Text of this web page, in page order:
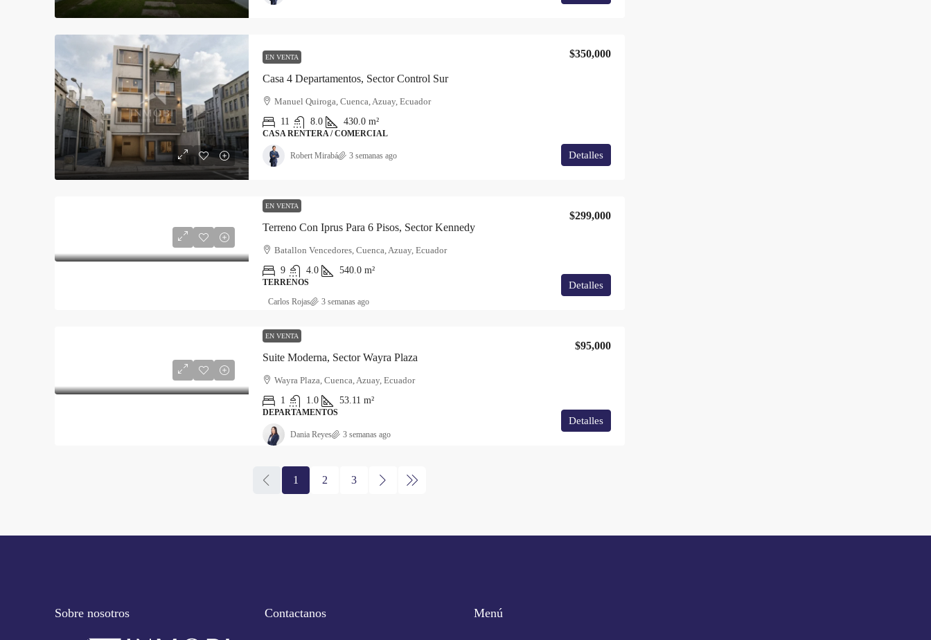
EN VENTA
Casa 4 Departamentos, Sector Control Sur
$350,000
Manuel Quiroga, Cuenca, Azuay, Ecuador
11
8.0 430.0 m²
CASA RENTERA / COMERCIAL
Detalles
Robert Mirabá 3 semanas ago
EN VENTA
Terreno Con Iprus Para 6 Pisos, Sector Kennedy
$299,000
Batallon Vencedores, Cuenca, Azuay, Ecuador
9
4.0 540.0 m²
TERRENOS Detalles
Carlos Rojas 3 semanas ago
EN VENTA
Suite Moderna, Sector Wayra Plaza
$95,000
Wayra Plaza, Cuenca, Azuay, Ecuador
1
1.0 53.11 m²
DEPARTAMENTOS
Detalles
Dania Reyes 3 semanas ago
1 2 3
Sobre nosotros Contactanos Menú